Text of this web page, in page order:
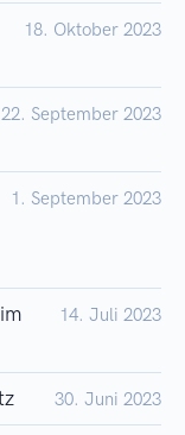
18. Oktober 2023
22. September 2023
1. September 2023
14. Juli 2023
30. Juni 2023